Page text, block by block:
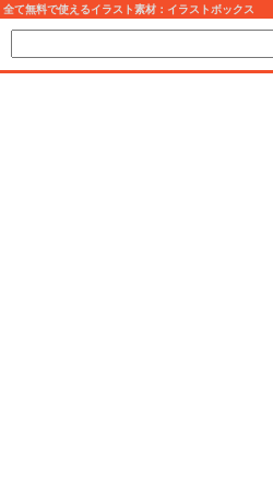
全て無料で使えるイラスト素材：イラストボックス